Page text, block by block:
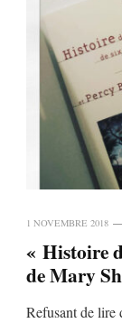
1 NOVEMBRE 2018
« Histoire
de Mary
Refusant de lire